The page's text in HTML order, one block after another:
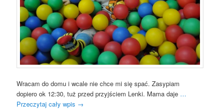
Wracam do domu i wcale nie chce mi się spać. Zasypiam
dopiero ok 12:30, tuż przed przyjściem Lenki. Mama daje …
Przeczytaj cały wpis →